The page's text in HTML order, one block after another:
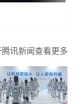
讯新闻查看更多